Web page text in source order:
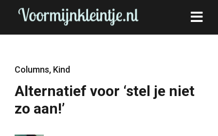
Columns, Kind
Alternatief voor ‘stel je niet
zo aan!’